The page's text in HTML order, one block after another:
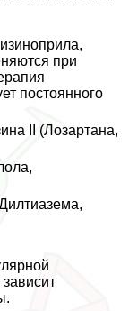
при
постоянного
II (Лозартана,